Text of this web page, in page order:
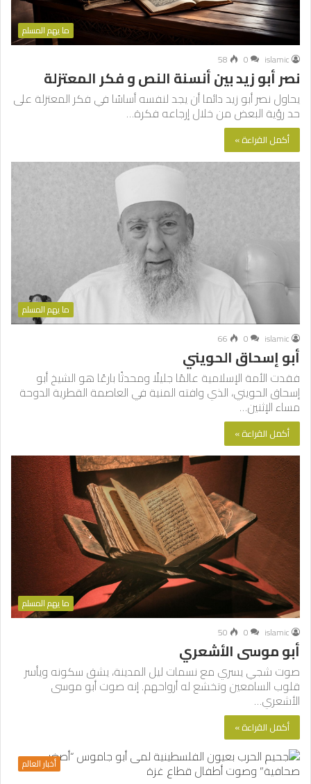
ما يهم المسلم
islamic
0
58
نصر أبو زيد بين أنسنة النص و فكر المعتزلة
يحاول نصر أبو زيد دائما أن يجد لنفسه أساسًا في فكر المعتزلة على
حد رؤية البعض من خلال إرجاعه فكرة…
أكمل القراءة »
ما يهم المسلم
islamic
0
66
أبو إسحاق الحويني
فقدت الأمة الإسلامية عالمًا جليلًا ومحدثًا بارعًا هو الشيخ أبو
إسحاق الحويني، الذي وافته المنية في العاصمة القطرية الدوحة
مساء الإثنين…
أكمل القراءة »
ما يهم المسلم
islamic
0
50
أبو موسى الأشعري
صوت شجي يسري مع نسمات ليل المدينة، يشق سكونه ويأسر
قلوب السامعين وتخشع له أرواحهم. إنه صوت أبو موسى
الأشعري…
أكمل القراءة »
أخبار العالم